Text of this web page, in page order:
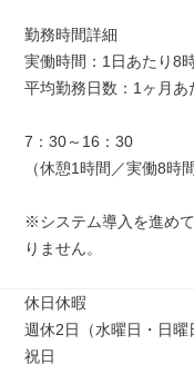
勤務時間詳細
実働時間：1日あたり8
平均勤務日数：1ヶ月あ
7：30～16：30
（休憩1時間／実働8時間
※システム導入を進め
りません。
休日休暇
週休2日（水曜日・日曜
祝日